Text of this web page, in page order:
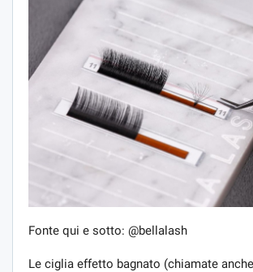
Fonte qui e sotto: @bellalash
Le ciglia effetto bagnato (chiamate